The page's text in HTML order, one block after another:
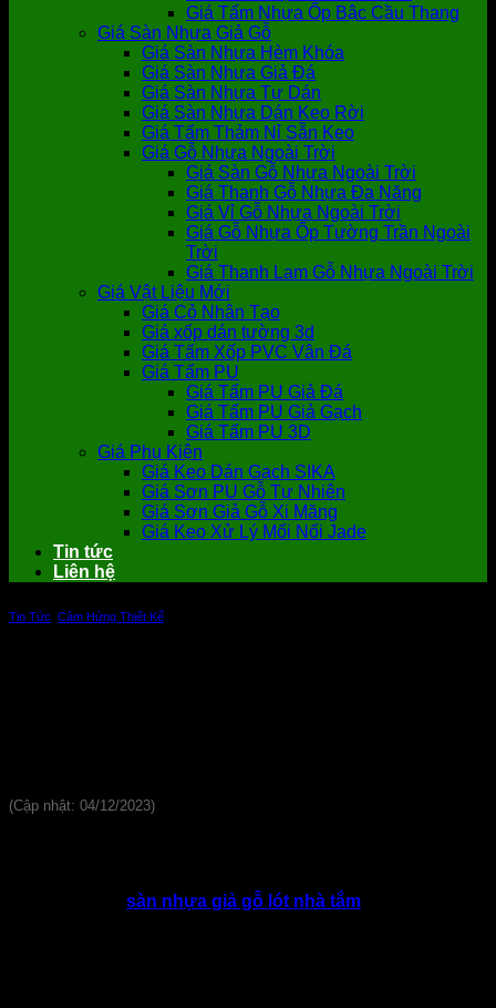
Giá Tấm Nhựa Ốp Bậc Cầu Thang
Giá Sàn Nhựa Giả Gỗ
Giá Sàn Nhựa Hèm Khóa
Giá Sàn Nhựa Giả Đá
Giá Sàn Nhựa Tự Dán
Giá Sàn Nhựa Dán Keo Rời
Giá Tấm Thảm Nỉ Sẵn Keo
Giá Gỗ Nhựa Ngoài Trời
Giá Sàn Gỗ Nhựa Ngoài Trời
Giá Thanh Gỗ Nhựa Đa Năng
Giá Vỉ Gỗ Nhựa Ngoài Trời
Giá Gỗ Nhựa Ốp Tường Trần Ngoài
Trời
Giá Thanh Lam Gỗ Nhựa Ngoài Trời
Giá Vật Liệu Mới
Giá Cỏ Nhân Tạo
Giá xốp dán tường 3d
Giá Tấm Xốp PVC Vân Đá
Giá Tấm PU
Giá Tấm PU Giả Đá
Giá Tấm PU Giả Gạch
Giá Tấm PU 3D
Giá Phụ Kiện
Giá Keo Dán Gạch SIKA
Giá Sơn PU Gỗ Tự Nhiên
Giá Sơn Giả Gỗ Xi Măng
Giá Keo Xử Lý Mối Nối Jade
Tin tức
Liên hệ
Tin Tức Cảm Hứng Thiết Kế
(Cập nhật: 04/12/2023)
sàn nhựa giả gỗ lót nhà tắm